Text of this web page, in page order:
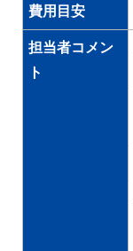
費用目安
担当者コメン
ト